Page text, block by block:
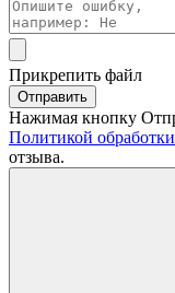
Прикрепить файл
Отправить
Нажимая кнопку
Политикой
отзыва.